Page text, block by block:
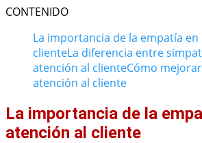
CONTENIDO
La importancia de la empatía en
clienteLa diferencia entre
atención al clienteCómo
atención al cliente
La importancia de la
atención al cliente